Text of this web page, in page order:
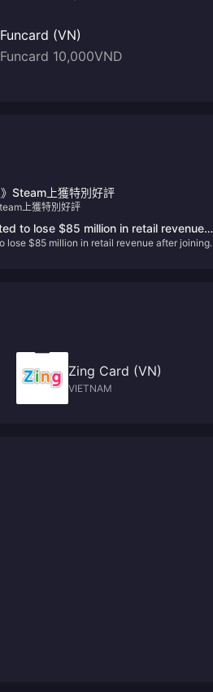
Funcard (VN)
Funcard 10,000VND
Steam上獲特別好評
上獲特別好評
to lose $85 million in retail revenue
lose $85 million in retail revenue after joining
Zing Card (VN)
VIETNAM